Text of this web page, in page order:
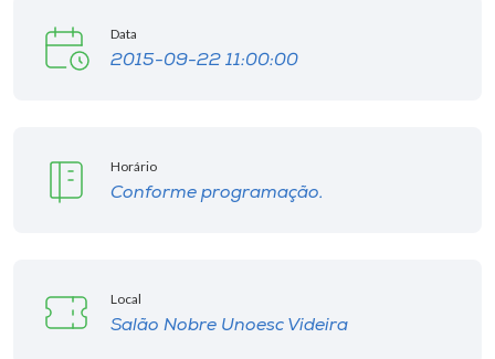
Data
2015-09-22 11:00:00
Horário
Conforme programação.
Local
Salão Nobre Unoesc Videira